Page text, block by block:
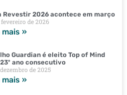
Revestir 2026 acontece em março
fevereiro de 2026
mais »
Guardian é eleito Top of Mind
ano consecutivo
de 2025
mais »